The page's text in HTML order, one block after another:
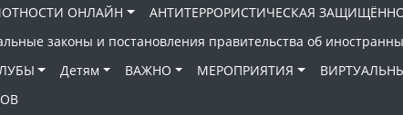
ОНЛАЙН
АНТИТЕРРОРИСТИЧЕСКАЯ
законы и постановления правительства об
Детям ВАЖНО МЕРОПРИЯТИЯ